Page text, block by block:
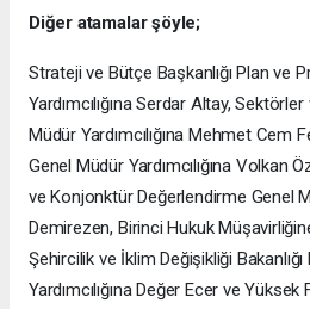
Diğer atamalar şöyle;
Strateji ve Bütçe Başkanlığı Plan ve
Yardımcılığına Serdar Altay, Sektörler
Müdür Yardımcılığına Mehmet Cem
Genel Müdür Yardımcılığına Volkan
ve Konjonktür Değerlendirme Genel
Demirezen, Birinci Hukuk
Şehircilik ve İklim Değişikliği
Yardımcılığına Değer Ecer ve